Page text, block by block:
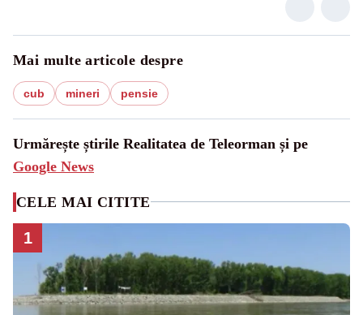
Mai multe articole despre
cub mineri pensie
Urmărește știrile Realitatea de Teleorman și pe
Google News
CELE MAI CITITE
1